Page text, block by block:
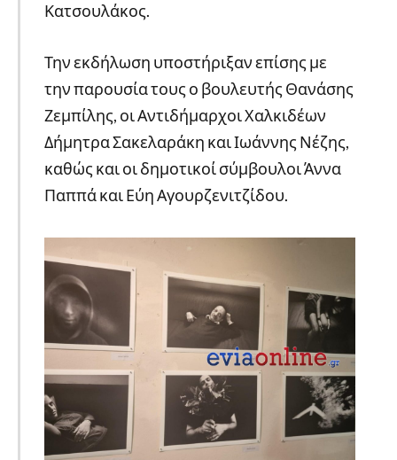
Κατσουλάκος.
Την εκδήλωση υποστήριξαν επίσης με
την παρουσία τους ο βουλευτής Θανάσης
Ζεμπίλης, οι Αντιδήμαρχοι Χαλκιδέων
Δήμητρα Σακελαράκη και Ιωάννης Νέζης,
καθώς και οι δημοτικοί σύμβουλοι Άννα
Παππά και Εύη Αγουρζενιτζίδου.